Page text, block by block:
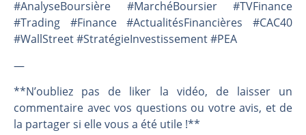
#AnalyseBoursière #MarchéBoursier #TVFinance
#Trading #Finance #ActualitésFinancières #CAC40
#WallStreet #StratégieInvestissement #PEA
—
**N’oubliez pas de liker la vidéo, de laisser un
commentaire avec vos questions ou votre avis, et de
la partager si elle vous a été utile !**